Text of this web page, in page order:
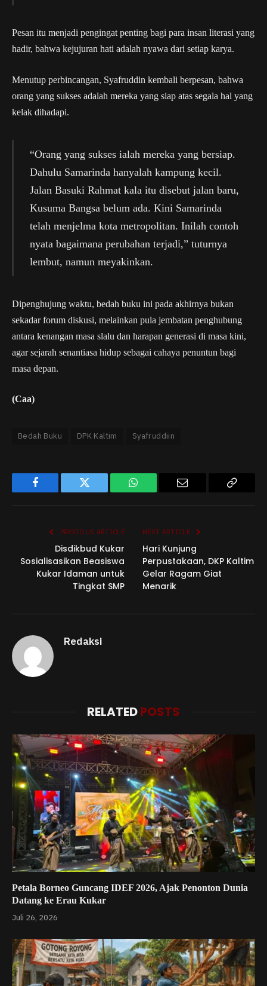
Pesan itu menjadi pengingat penting bagi para insan literasi yang
hadir, bahwa kejujuran hati adalah nyawa dari setiap karya.
Menutup perbincangan, Syafruddin kembali berpesan, bahwa
orang yang sukses adalah mereka yang siap atas segala hal yang
kelak dihadapi.
“Orang yang sukses ialah mereka yang bersiap.
Dahulu Samarinda hanyalah kampung kecil.
Jalan Basuki Rahmat kala itu disebut jalan baru,
Kusuma Bangsa belum ada. Kini Samarinda
telah menjelma kota metropolitan. Inilah contoh
nyata bagaimana perubahan terjadi,” tuturnya
lembut, namun meyakinkan.
Dipenghujung waktu, bedah buku ini pada akhirnya bukan
sekadar forum diskusi, melainkan pula jembatan penghubung
antara kenangan masa slalu dan harapan generasi di masa kini,
agar sejarah senantiasa hidup sebagai cahaya penuntun bagi
masa depan.
(Caa)
Bedah Buku DPK Kaltim Syafruddiin
Facebook Twitter WhatsApp
PREVIOUS ARTICLE
Disdikbud Kukar
Sosialisasikan Beasiswa
Kukar Idaman untuk
Tingkat SMP
NEXT ARTICLE
Hari Kunjung
Perpustakaan, DKP Kaltim
Gelar Ragam Giat
Menarik
Redaksi
RELATEDPOSTS
Petala Borneo Guncang IDEF 2026, Ajak Penonton Dunia
Datang ke Erau Kukar
Juli 26, 2026